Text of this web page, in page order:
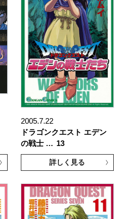
2005.7.22
ドラゴンクエスト エデン
の戦士 … 13
詳しく見る